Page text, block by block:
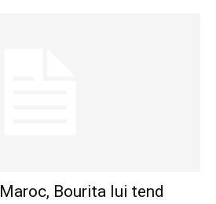
Bourita lui tend